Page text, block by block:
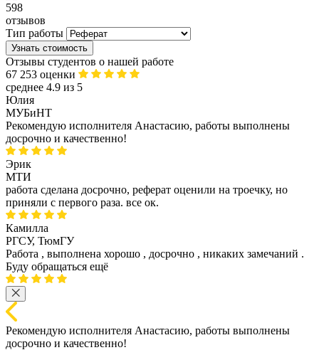
598
отзывов
Тип работы
Узнать стоимость
Отзывы студентов о нашей работе
67 253 оценки
среднее 4.9 из 5
Юлия
МУБиНТ
Рекомендую исполнителя Анастасию, работы выполнены
досрочно и качественно!
Эрик
МТИ
работа сделана досрочно, реферат оценили на троечку, но
приняли с первого раза. все ок.
Камилла
РГСУ, ТюмГУ
Работа , выполнена хорошо , досрочно , никаких замечаний .
Буду обращаться ещё
Рекомендую исполнителя Анастасию, работы выполнены
досрочно и качественно!